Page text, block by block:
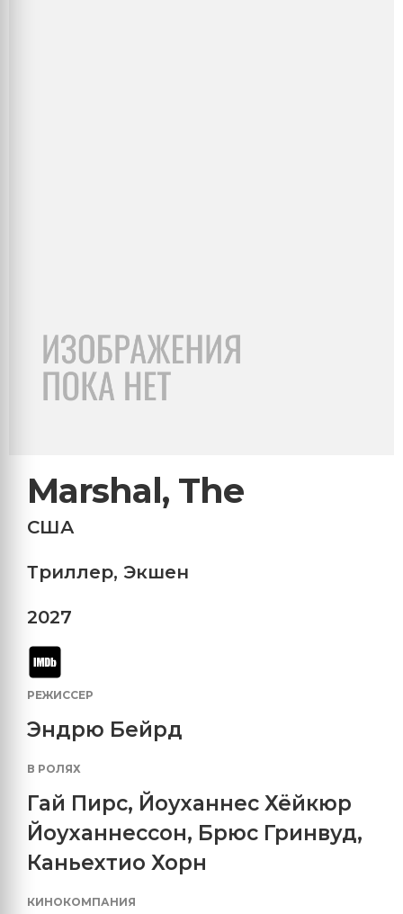
Marshal, The
США
Триллер, Экшен
2027
РЕЖИССЕР
Эндрю Бейрд
В РОЛЯХ
Гай Пирс, Йоуханнес Хёйкюр
Йоуханнессон, Брюс Гринвуд,
Каньехтио Хорн
КИНОКОМПАНИЯ